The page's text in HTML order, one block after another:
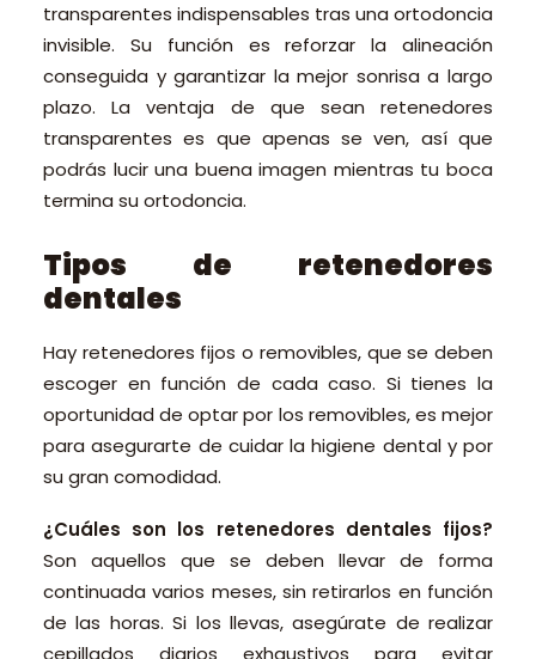
transparentes indispensables tras una ortodoncia
invisible. Su función es reforzar la alineación
conseguida y garantizar la mejor sonrisa a largo
plazo. La ventaja de que sean retenedores
transparentes es que apenas se ven, así que
podrás lucir una buena imagen mientras tu boca
termina su ortodoncia.
Tipos de retenedores
dentales
Hay retenedores fijos o removibles, que se deben
escoger en función de cada caso. Si tienes la
oportunidad de optar por los removibles, es mejor
para asegurarte de cuidar la higiene dental y por
su gran comodidad.
¿Cuáles son los retenedores dentales fijos?
Son aquellos que se deben llevar de forma
continuada varios meses, sin retirarlos en función
de las horas. Si los llevas, asegúrate de realizar
cepillados diarios exhaustivos para evitar